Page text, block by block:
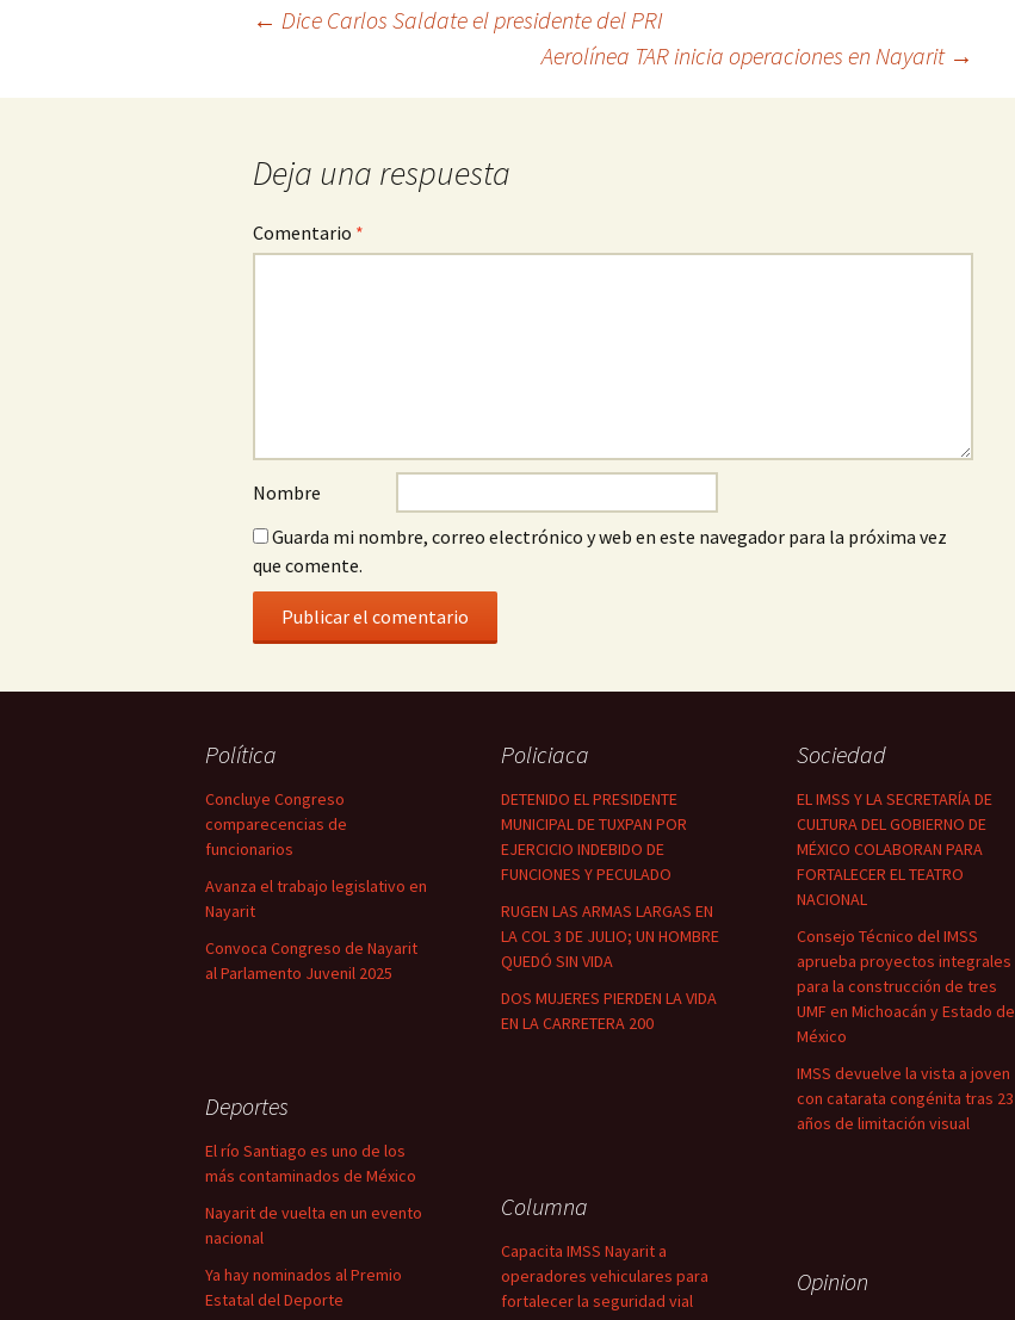
← Dice Carlos Saldate el presidente del PRI
Aerolínea TAR inicia operaciones en Nayarit →
Deja una respuesta
Comentario *
Nombre
Guarda mi nombre, correo electrónico y web en este navegador para la próxima vez
que comente.
Política
Concluye Congreso
comparecencias de
funcionarios
Avanza el trabajo legislativo en
Nayarit
Convoca Congreso de Nayarit
al Parlamento Juvenil 2025
Policiaca
DETENIDO EL PRESIDENTE
MUNICIPAL DE TUXPAN POR
EJERCICIO INDEBIDO DE
FUNCIONES Y PECULADO
RUGEN LAS ARMAS LARGAS EN
LA COL 3 DE JULIO; UN HOMBRE
QUEDÓ SIN VIDA
DOS MUJERES PIERDEN LA VIDA
EN LA CARRETERA 200
Sociedad
EL IMSS Y LA SECRETARÍA DE
CULTURA DEL GOBIERNO DE
MÉXICO COLABORAN PARA
FORTALECER EL TEATRO
NACIONAL
Consejo Técnico del IMSS
aprueba proyectos integrales
para la construcción de tres
UMF en Michoacán y Estado de
México
IMSS devuelve la vista a joven
con catarata congénita tras 23
años de limitación visual
Deportes
El río Santiago es uno de los
más contaminados de México
Nayarit de vuelta en un evento
nacional
Ya hay nominados al Premio
Estatal del Deporte
Columna
Capacita IMSS Nayarit a
operadores vehiculares para
fortalecer la seguridad vial
Opinion